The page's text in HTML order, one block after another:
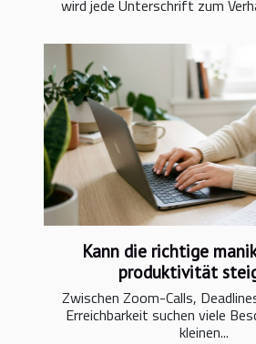
wird jede Unterschrift zum
Kann die richtige
produktivität
Zwischen Zoom-Calls,
Erreichbarkeit suchen viele
kleinen...